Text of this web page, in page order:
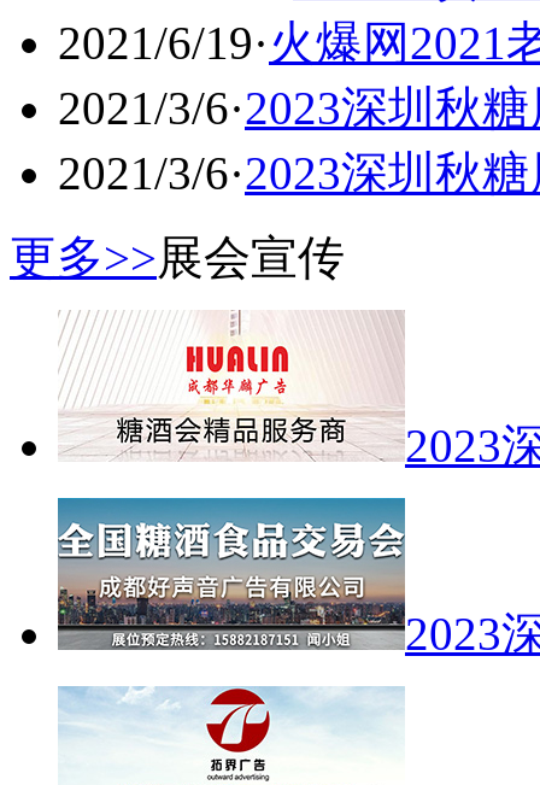
2021/6/19·火爆网2021
2021/3/6·2023深圳秋
2021/3/6·2023深圳秋
更多>>展会宣传
2023
2023